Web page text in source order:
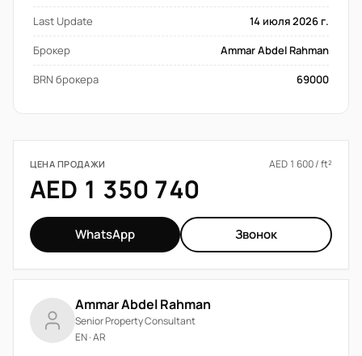
Last Update
14 июля 2026 г.
Брокер
Ammar Abdel Rahman
BRN брокера
69000
ЦЕНА ПРОДАЖИ AED 1 600 / ft²
AED 1 350 740
WhatsApp Звонок
Ammar Abdel Rahman
Senior Property Consultant
EN · AR